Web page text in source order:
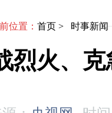
位置： 首页 > 时事新闻
烈火、